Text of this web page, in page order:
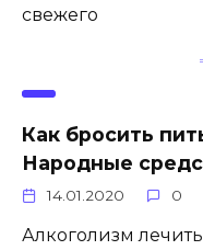
свежего
Как бросить
Народные
14.01.2020 0
Алкоголизм